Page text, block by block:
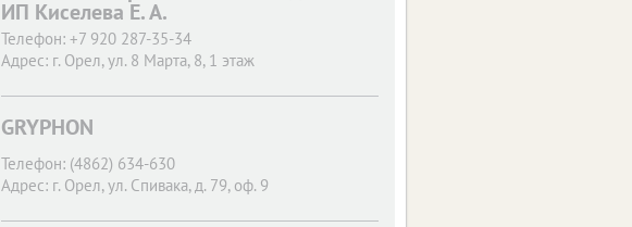
ИП Киселева Е. А.
Телефон: +7 920 287-35-34
Адрес: г. Орел, ул. 8 Марта, 8, 1 этаж
GRYPHON
Телефон: (4862) 634-630
Адрес: г. Орел, ул. Спивака, д. 79, оф. 9